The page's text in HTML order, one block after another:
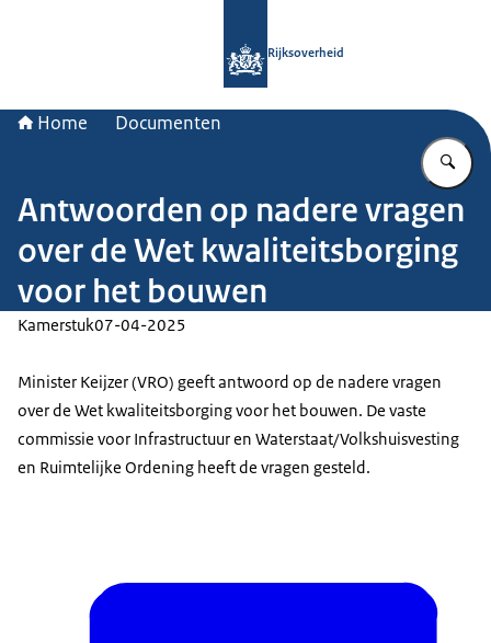
Rijksoverheid
Home Documenten
Antwoorden op nadere vragen
over de Wet kwaliteitsborging
voor het bouwen
Kamerstuk07-04-2025
Minister Keijzer (VRO) geeft antwoord op de nadere vragen
over de Wet kwaliteitsborging voor het bouwen. De vaste
commissie voor Infrastructuur en Waterstaat/Volkshuisvesting
en Ruimtelijke Ordening heeft de vragen gesteld.